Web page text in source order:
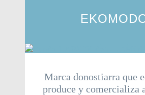
Marca donostiarra que
produce y comercializa